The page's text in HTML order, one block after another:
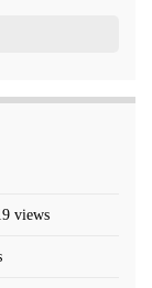
views